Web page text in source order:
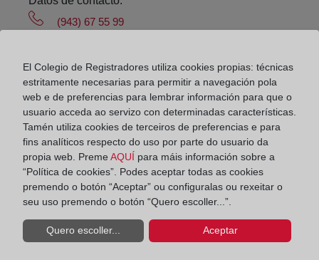
(943) 67 55 99
Datos del Registrador:
María del Rosario García Jiménez
Delegado de Protección de Datos:
dpo@corpme.es
Otros municipios incluidos en el
distrito hipotecario
El Colegio de Registradores utiliza cookies propias: técnicas
estritamente necesarias para permitir a navegación pola
web e de preferencias para lembrar información para que o
usuario acceda ao servizo con determinadas características.
Tamén utiliza cookies de terceiros de preferencias e para
fins analíticos respecto do uso por parte do usuario da
propia web. Preme AQUÍ para máis información sobre a
“Política de cookies”. Podes aceptar todas as cookies
premendo o botón “Aceptar” ou configuralas ou rexeitar o
seu uso premendo o botón “Quero escoller...”.
Quero escoller... Aceptar